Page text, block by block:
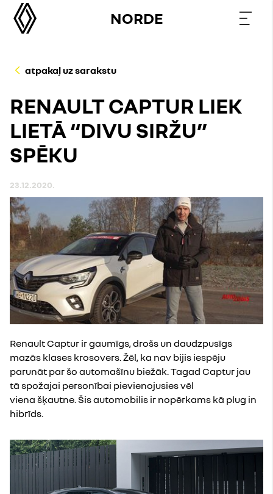
NORDE
atpakaļ uz sarakstu
RENAULT CAPTUR LIEK
LIETĀ “DIVU SIRŽU”
SPĒKU
23.12.2020.
Renault Captur ir gaumīgs, drošs un daudzpusīgs
mazās klases krosovers. Žēl, ka nav bijis iespēju
parunāt par šo automašīnu biežāk. Tagad Captur jau
tā spožajai personībai pievienojusies vēl
viena šķautne. Šis automobilis ir nopērkams kā plug in
hibrīds.